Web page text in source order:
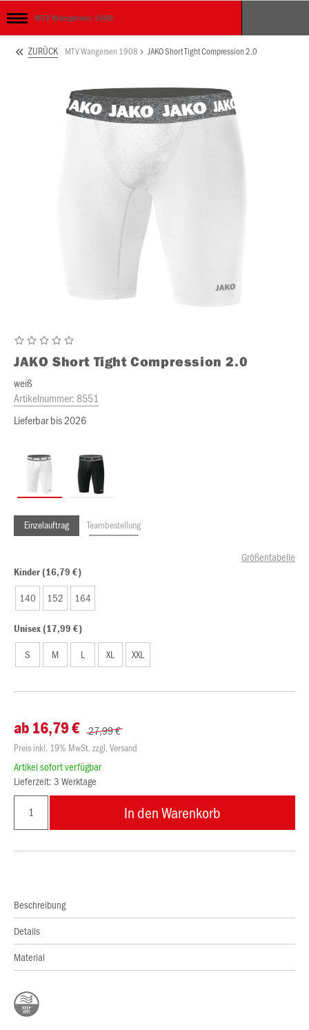
MTV Wangersen 1908
ZURÜCK MTV Wangersen 1908 JAKO Short Tight Compression 2.0
JAKO Short Tight Compression 2.0
weiß
Artikelnummer:8551
Lieferbar bis 2026
Einzelauftrag Teambestellung
Größentabelle
Kinder (16,79 €)
140 152 164
Unisex (17,99 €)
S M L XL XXL
ab 16,79 € 27,99 €
Preis inkl. 19% MwSt. zzgl. Versand
Artikel sofort verfügbar
Lieferzeit: 3 Werktage
In den Warenkorb
Beschreibung
Details
Material